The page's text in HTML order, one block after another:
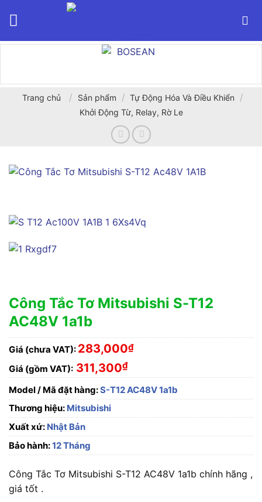
Trang chủ / Sản phẩm / Tự Động Hóa Và Điều Khiển /
Khởi Động Từ, Relay, Rờ Le
Công Tắc Tơ Mitsubishi S-T12
AC48V 1a1b
Giá (chưa VAT): 283,000₫
Giá (gồm VAT): 311,300₫
Model / Mã đặt hàng:S-T12 AC48V 1a1b
Thương hiệu: Mitsubishi
Xuất xứ: Nhật Bản
Bảo hành:12 Tháng
Công Tắc Tơ Mitsubishi S-T12 AC48V 1a1b chính hãng ,
giá tốt .